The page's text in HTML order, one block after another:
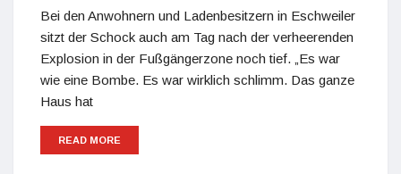
Bei den Anwohnern und Ladenbesitzern in Eschweiler
sitzt der Schock auch am Tag nach der verheerenden
Explosion in der Fußgängerzone noch tief. „Es war
wie eine Bombe. Es war wirklich schlimm. Das ganze
Haus hat
READ MORE